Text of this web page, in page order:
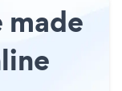
made